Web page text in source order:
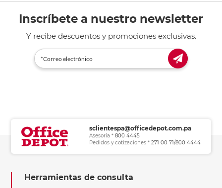
Inscríbete a nuestro newsletter
Y recibe descuentos y promociones exclusivas.
sclientespa@officedepot.com.pa
Asesoría * 800 4445
Pedidos y cotizaciones * 271 00 71/800 4444
Herramientas de consulta